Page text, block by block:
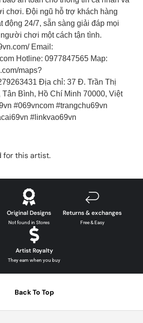
chơi. Đội ngũ hỗ trợ khách hàng
động 24/7, sẵn sàng giải đáp mọi
chơi một cách tận tình.
Email:
Hotline: 0977847565 Map:
maps?
Địa chỉ: 37 Đ. Trần Thị
Bình, Hồ Chí Minh 70000, Việt
#069vncom #trangchu69vn
#linkvao69vn
for this artist.
Original Designs
Not found in Stores
Returns & exchanges
Free & Easy
Artist Royalty
They earn when you buy
Back To Top